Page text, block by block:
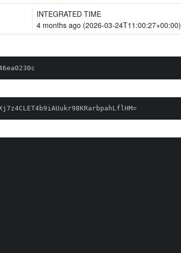
INTEGRATED TIME
4 months ago (2026-03-24T11:00:27+00:00)